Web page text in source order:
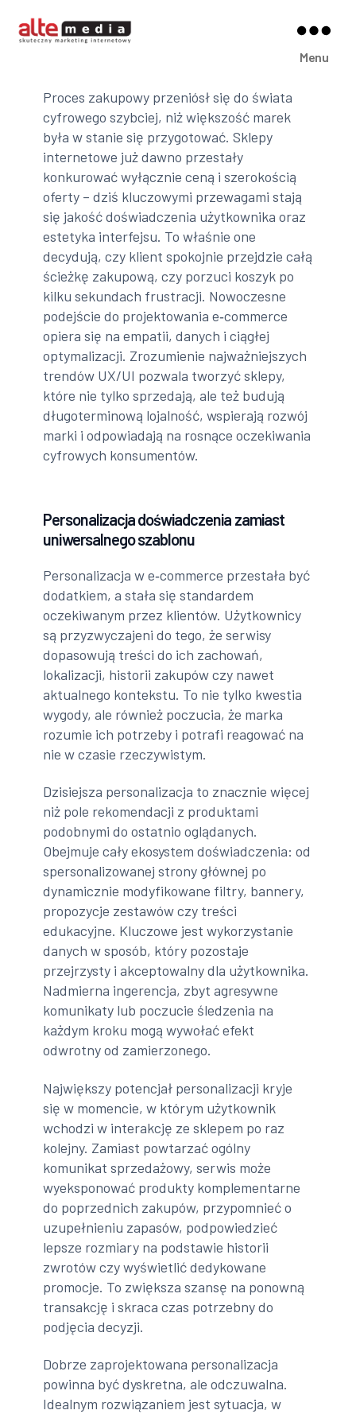
Media
Menu
Proces zakupowy przeniósł się do świata
cyfrowego szybciej, niż większość marek
była w stanie się przygotować. Sklepy
internetowe już dawno przestały
konkurować wyłącznie ceną i szerokością
oferty – dziś kluczowymi przewagami stają
się jakość doświadczenia użytkownika oraz
estetyka interfejsu. To właśnie one
decydują, czy klient spokojnie przejdzie całą
ścieżkę zakupową, czy porzuci koszyk po
kilku sekundach frustracji. Nowoczesne
podejście do projektowania e‑commerce
opiera się na empatii, danych i ciągłej
optymalizacji. Zrozumienie najważniejszych
trendów UX/UI pozwala tworzyć sklepy,
które nie tylko sprzedają, ale też budują
długoterminową lojalność, wspierają rozwój
marki i odpowiadają na rosnące oczekiwania
cyfrowych konsumentów.
Personalizacja doświadczenia zamiast
uniwersalnego szablonu
Personalizacja w e‑commerce przestała być
dodatkiem, a stała się standardem
oczekiwanym przez klientów. Użytkownicy
są przyzwyczajeni do tego, że serwisy
dopasowują treści do ich zachowań,
lokalizacji, historii zakupów czy nawet
aktualnego kontekstu. To nie tylko kwestia
wygody, ale również poczucia, że marka
rozumie ich potrzeby i potrafi reagować na
nie w czasie rzeczywistym.
Dzisiejsza personalizacja to znacznie więcej
niż pole rekomendacji z produktami
podobnymi do ostatnio oglądanych.
Obejmuje cały ekosystem doświadczenia: od
spersonalizowanej strony głównej po
dynamicznie modyfikowane filtry, bannery,
propozycje zestawów czy treści
edukacyjne. Kluczowe jest wykorzystanie
danych w sposób, który pozostaje
przejrzysty i akceptowalny dla użytkownika.
Nadmierna ingerencja, zbyt agresywne
komunikaty lub poczucie śledzenia na
każdym kroku mogą wywołać efekt
odwrotny od zamierzonego.
Największy potencjał personalizacji kryje
się w momencie, w którym użytkownik
wchodzi w interakcję ze sklepem po raz
kolejny. Zamiast powtarzać ogólny
komunikat sprzedażowy, serwis może
wyeksponować produkty komplementarne
do poprzednich zakupów, przypomnieć o
uzupełnieniu zapasów, podpowiedzieć
lepsze rozmiary na podstawie historii
zwrotów czy wyświetlić dedykowane
promocje. To zwiększa szansę na ponowną
transakcję i skraca czas potrzebny do
podjęcia decyzji.
Dobrze zaprojektowana personalizacja
powinna być dyskretna, ale odczuwalna.
Idealnym rozwiązaniem jest sytuacja, w